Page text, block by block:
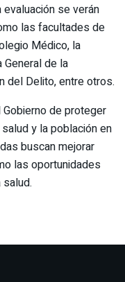
se verán
las facultades de
Médico, la
de la
del Delito, entre otros.
de proteger
y la población en
buscan mejorar
las oportunidades